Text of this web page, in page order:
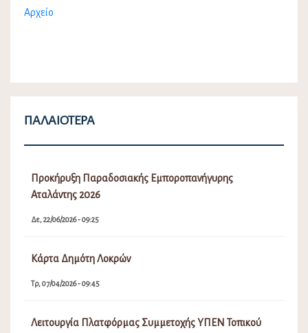
Αρχείο
ΠΑΛΑΙΌΤΕΡΑ
Προκήρυξη Παραδοσιακής Εμποροπανήγυρης
Αταλάντης 2026
Δε, 22/06/2026 - 09:25
Κάρτα Δημότη Λοκρών
Τρ, 07/04/2026 - 09:45
Λειτουργία Πλατφόρμας Συμμετοχής ΥΠΕΝ Τοπικού